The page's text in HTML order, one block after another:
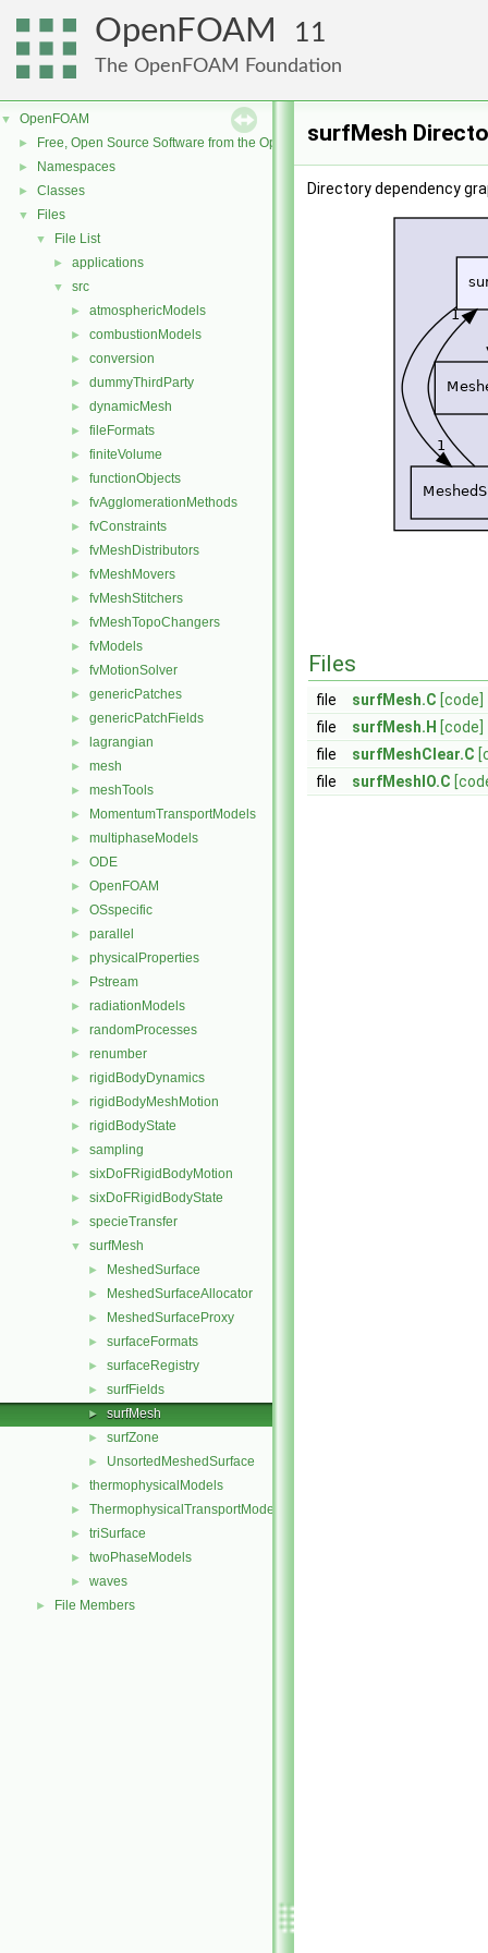
OpenFOAM 11
The OpenFOAM Foundation
▼ OpenFOAM
► Free, Open Source Software from the OpenFOAM Foundation
► Namespaces
► Classes
▼ Files
▼ File List
► applications
▼ src
► atmosphericModels
► combustionModels
► conversion
► dummyThirdParty
► dynamicMesh
► fileFormats
► finiteVolume
► functionObjects
► fvAgglomerationMethods
► fvConstraints
► fvMeshDistributors
► fvMeshMovers
► fvMeshStitchers
► fvMeshTopoChangers
► fvModels
► fvMotionSolver
► genericPatches
► genericPatchFields
► lagrangian
► mesh
► meshTools
► MomentumTransportModels
► multiphaseModels
► ODE
► OpenFOAM
► OSspecific
► parallel
► physicalProperties
► Pstream
► radiationModels
► randomProcesses
► renumber
► rigidBodyDynamics
► rigidBodyMeshMotion
► rigidBodyState
► sampling
► sixDoFRigidBodyMotion
► sixDoFRigidBodyState
► specieTransfer
▼ surfMesh
► MeshedSurface
► MeshedSurfaceAllocator
► MeshedSurfaceProxy
► surfaceFormats
► surfaceRegistry
► surfFields
► surfMesh
► surfZone
► UnsortedMeshedSurface
► thermophysicalModels
► ThermophysicalTransportModels
► triSurface
► twoPhaseModels
► waves
► File Members
surfMesh
Directory dependency
Files
file surfMesh.C [code]
file
surfMesh.H [code]
file
surfMeshClear.C
file
surfMeshIO.C